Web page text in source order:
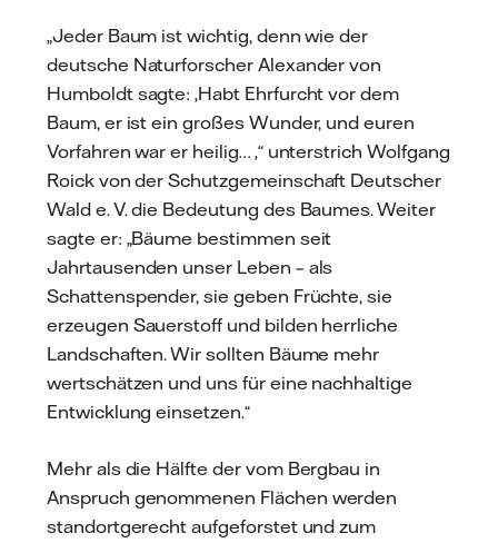
„Jeder Baum ist wichtig, denn wie der
deutsche Naturforscher Alexander von
Humboldt sagte: ‚Habt Ehrfurcht vor dem
Baum, er ist ein großes Wunder, und euren
Vorfahren war er heilig… ‚“ unterstrich Wolfgang
Roick von der Schutzgemeinschaft Deutscher
Wald e. V. die Bedeutung des Baumes. Weiter
sagte er: „Bäume bestimmen seit
Jahrtausenden unser Leben – als
Schattenspender, sie geben Früchte, sie
erzeugen Sauerstoff und bilden herrliche
Landschaften. Wir sollten Bäume mehr
wertschätzen und uns für eine nachhaltige
Entwicklung einsetzen.“
Mehr als die Hälfte der vom Bergbau in
Anspruch genommenen Flächen werden
standortgerecht aufgeforstet und zum